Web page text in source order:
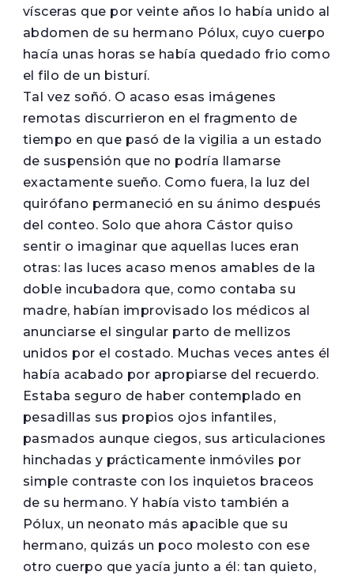
vísceras que por veinte años lo había unido al
abdomen de su hermano Pólux, cuyo cuerpo
hacía unas horas se había quedado frio como
el filo de un bisturí.
Tal vez soñó. O acaso esas imágenes
remotas discurrieron en el fragmento de
tiempo en que pasó de la vigilia a un estado
de suspensión que no podría llamarse
exactamente sueño. Como fuera, la luz del
quirófano permaneció en su ánimo después
del conteo. Solo que ahora Cástor quiso
sentir o imaginar que aquellas luces eran
otras: las luces acaso menos amables de la
doble incubadora que, como contaba su
madre, habían improvisado los médicos al
anunciarse el singular parto de mellizos
unidos por el costado. Muchas veces antes él
había acabado por apropiarse del recuerdo.
Estaba seguro de haber contemplado en
pesadillas sus propios ojos infantiles,
pasmados aunque ciegos, sus articulaciones
hinchadas y prácticamente inmóviles por
simple contraste con los inquietos braceos
de su hermano. Y había visto también a
Pólux, un neonato más apacible que su
hermano, quizás un poco molesto con ese
otro cuerpo que yacía junto a él: tan quieto,